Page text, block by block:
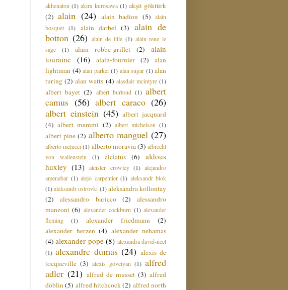
akhenaton (1) akira kurosawa (1) akşit göktürk
(2) alain (24) alain badiou (5) alain
bosquet (1) alain darbel (3)
alain de
botton (26) alain de lille (1) alain rene le
sage
(1) alain robbe-grillet (2)
alain
touraine (16) alain-fournier (2)
alan
lightman (4) alan parker (1) alan sugar (1) alan
turing (2) alan watts (4) alasdair mcintyre (1)
albert bayet (2) albert burloud (1) albert
camus (56) albert caraco (26)
albert einstein (45) albert jacquard
(4) albert memmi (2) albert michelson (1)
albert pine (2) alberto manguel (27)
alberto melucci (1) alberto moravia (3) albrecht
von wallenstein
(1) alciatus (6)
aldous
huxley (13) aleister crowley (1) alejandro
amenabar (1) alejo carpentier (1) aleksandr blok
(1) aleksandr ostrovki (1) aleksandra kollontay
(2)
alessandro baricco (2)
alessandro
manzoni (6) alexander cockburn (1) alexander
fleming
(1) alexander friedmann
(2)
alexander herzen (4) alexander nehamas
(4) alexander pope (8) alexandra david-neel
(1) alexandre dumas (24) alexis de
tocqueville (3) alexis govciyan (1) alfred
adler (21) alfred de musset (3) alfred
döblin (5) alfred hitchcock(2) alfred north